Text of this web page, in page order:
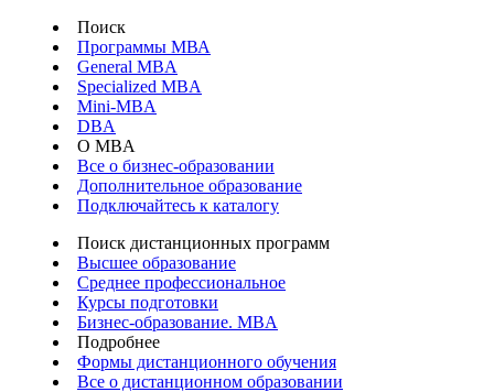
Поиск
Программы МВА
General MBA
Specialized MBA
Mini-MBA
DBA
О MBA
Все о бизнес-образовании
Дополнительное образование
Подключайтесь к каталогу
Поиск дистанционных программ
Высшее образование
Среднее профессиональное
Курсы подготовки
Бизнес-образование. MBA
Подробнее
Формы дистанционного обучения
Все о дистанционном образовании